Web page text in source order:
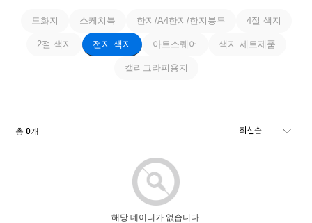
도화지 스케치북 한지/A4한지/한지봉투 4절 색지
2절 색지 전지 색지 아트스퀘어 색지 세트제품
캘리그라피용지
총0개
해당 데이터가 없습니다.